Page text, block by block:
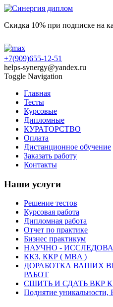
Скидка 10% при подписке на
+7(909)655-12-51
helps-synergy@yandex.ru
Toggle Navigation
Главная
Тесты
Курсовые
Дипломные
КУРАТОРСТВО
Оплата
Дистанционное обучение
Заказать работу
Контакты
Наши услуги
Решение тестов
Курсовая работа
Дипломная работа
Отчет по практике
Бизнес практикум
НАУЧНО -
ККЗ, ККР ( MBA )
ДОРАБОТКА ВАШИХ
РАБОТ
СШИТЬ И СДАТЬ ВКР
Поднятие уникальности,